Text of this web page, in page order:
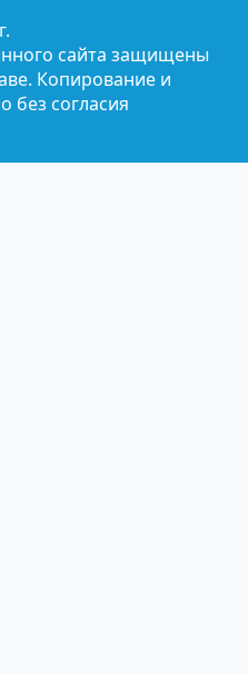
сайта защищены
Копирование и
без согласия